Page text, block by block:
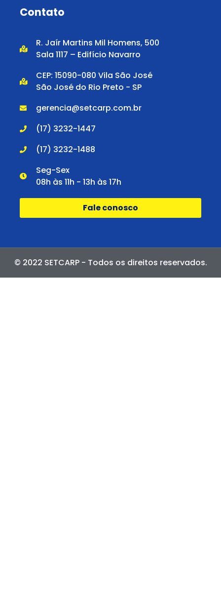
Contato
R. Jaír Martins Mil Homens, 500
Sala 1117 – Edifício Navarro
CEP: 15090-080 Vila São José
São José do Rio Preto - SP
gerencia@setcarp.com.br
(17) 3232-1447
(17) 3232-1488
Seg-Sex
08h às 11h - 13h às 17h
Fale conosco
© 2022 SETCARP - Todos os direitos reservados.